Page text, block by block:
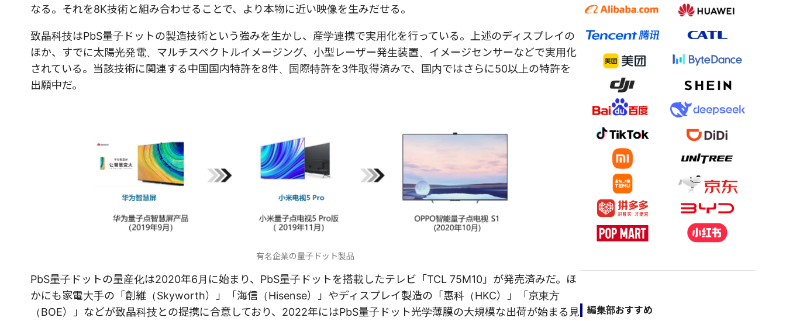
なる。それを8K技術と組み合わせることで、より本物に近い映像を生みだせる。
致晶科技はPbS量子ドットの製造技術という強みを生かし、産学連携で実用化を行っている。上述のディスプレイの
ほか、すでに太陽光発電、マルチスペクトルイメージング、小型レーザー発生装置、イメージセンサーなどで実用化
されている。当該技術に関連する中国国内特許を8件、国際特許を3件取得済みで、国内ではさらに50以上の特許を
出願中だ。
有名企業の量子ドット製品
PbS量子ドットの量産化は2020年6月に始まり、PbS量子ドットを搭載したテレビ「TCL 75M10」が発売済みだ。ほ
かにも家電大手の「創維（Skyworth）」「海信（Hisense）」やディスプレイ製造の「惠科（HKC）」「京東方
（BOE）」などが致晶科技との提携に合意しており、2022年にはPbS量子ドット光学薄膜の大規模な出荷が始まる見
編集部おすすめ